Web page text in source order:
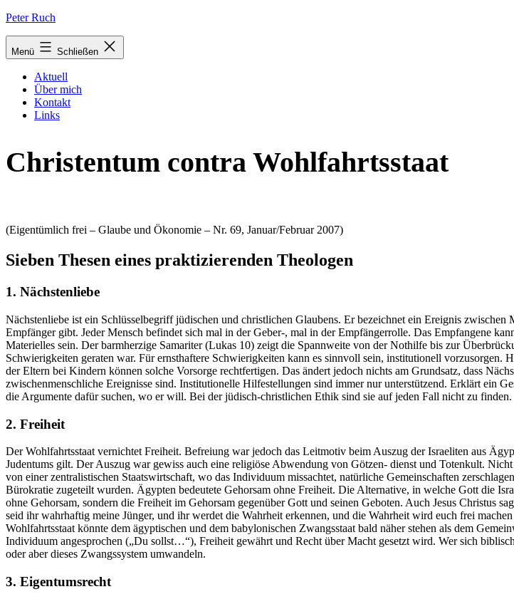
Zum
springen
Peter Ruch
Menü Schließen
Aktuell
Über mich
Kontakt
Links
Christentum contra Wohlfahrtsstaat
(Eigentümlich frei – Glaube und Ökonomie – Nr. 69, Januar/Februar 2007)
Sieben Thesen eines praktizierenden Theologen
1. Nächstenliebe
Nächstenliebe ist ein Schlüsselbegriff jüdischen und christlichen Glaubens. Er bezeichnet ein Ereignis zwischen
Empfänger gibt. Jeder Mensch befindet sich mal in der Geber-, mal in der Empfängerrolle. Das Empfangene
Materielles sein. Der barmherzige Samariter (Lukas 10) zeigt die Spannweite von der Nothilfe bis zur
Schwierigkeiten geraten war. Für ernsthaftere Schwierigkeiten kann es sinnvoll sein, institutionell vorzusorgen.
der Eltern bei Kindern können solche Vorsorge rechtfertigen. Das ändert jedoch nichts am Grundsatz, dass
zwischenmenschliche Ereignisse sind. Institutionelle Hilfestellungen sind immer nur unterstützend. Erklärt ein
die Argumente dafür suchen, wo er will. Bei der jüdisch-christlichen Ethik sind sie auf jeden Fall nicht zu finden.
2. Freiheit
Der Wohlfahrtsstaat vernichtet Freiheit. Befreiung war jedoch das Leitmotiv beim Auszug der Israeliten aus
Judentums gilt. Der Auszug war gewiss auch eine religiöse Abwendung von Götzen- dienst und Totenkult.
von einer zentralistischen Staatswirtschaft, wo das Individuum missachtet, natürliche Gemeinschaften
Bürokratie zugeteilt wurden. Ägypten bedeutete Gehorsam ohne Freiheit. Die Alternative, in welche Gott die
ohne Gehorsam, sondern die Freiheit im Gehorsam gegenüber Gott und seinen Geboten. Auch Jesus Christus
seid ihr wahrhaftig meine Jünger, und ihr werdet die Wahrheit erkennen, und die Wahrheit wird euch frei
Wohlfahrtsstaat könnte dem ägyptischen und dem babylonischen Zwangsstaat bald näher stehen als dem
Individuum angesprochen („Du sollst…“), Freiheit gewährt und Recht über Macht gesetzt wird. Wer sich
oder aber dieses Zwangssystem umwandeln.
3. Eigentumsrecht